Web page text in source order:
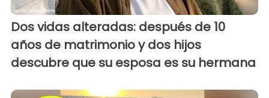
Dos vidas alteradas: después de 10
años de matrimonio y dos hijos
descubre que su esposa es su hermana